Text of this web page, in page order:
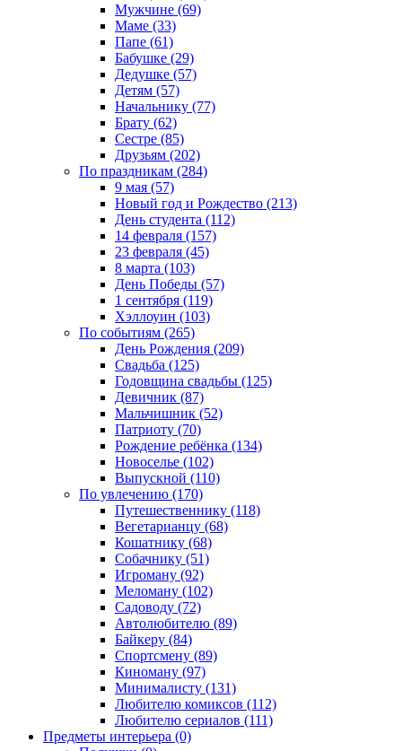
Мужчине (69)
Маме (33)
Папе (61)
Бабушке (29)
Дедушке (57)
Детям (57)
Начальнику (77)
Брату (62)
Сестре (85)
Друзьям (202)
По праздникам (284)
9 мая (57)
Новый год и Рождество (213)
День студента (112)
14 февраля (157)
23 февраля (45)
8 марта (103)
День Победы (57)
1 сентября (119)
Хэллоуин (103)
По событиям (265)
День Рождения (209)
Свадьба (125)
Годовщина свадьбы (125)
Девичник (87)
Мальчишник (52)
Патриоту (70)
Рождение ребёнка (134)
Новоселье (102)
Выпускной (110)
По увлечению (170)
Путешественнику (118)
Вегетарианцу (68)
Кошатнику (68)
Собачнику (51)
Игроману (92)
Меломану (102)
Садоводу (72)
Автолюбителю (89)
Байкеру (84)
Спортсмену (89)
Киноману (97)
Минималисту (131)
Любителю комиксов (112)
Любителю сериалов (111)
Предметы интерьера (0)